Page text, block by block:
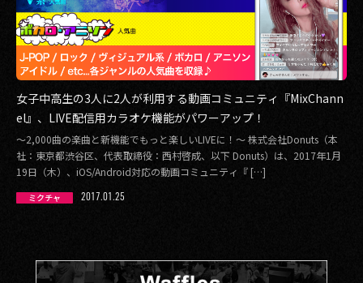
女子中高生の3人に2人が利用する動画コミュニティ『MixChann
el』、LIVE配信用カラオケ機能がパワーアップ！
～2,000曲の楽曲と新機能でもっと楽しいLIVEに！～ 株式会社Donuts（本
社：東京都渋谷区、代表取締役：西村啓成、以下 Donuts）は、2017年1月
19日（木）、iOS/Android対応の動画コミュニティ『 […]
ミクチャ 2017.01.25